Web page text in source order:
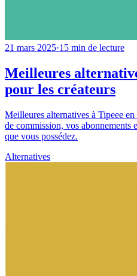
21 mars 2025·15 min de lecture
Meilleures
pour les créateurs
Meilleures alternatives à Tipeee
de commission, vos abonnements
que vous possédez.
Alternatives